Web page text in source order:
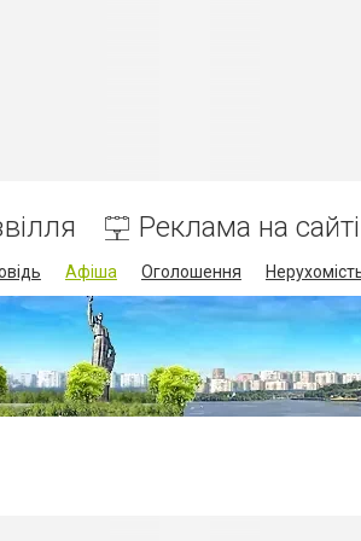
Реклама на сайті
Афіша Оголошення